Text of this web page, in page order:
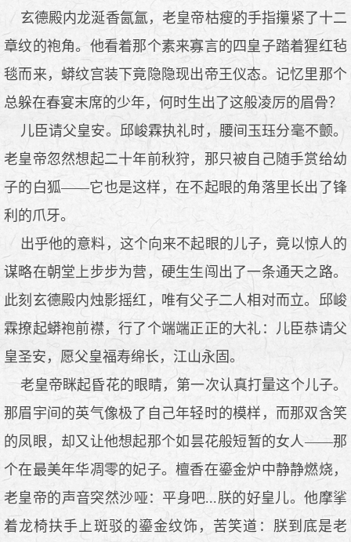
玄德殿内龙涎香氤氲，老皇帝枯瘦的手指攥紧了十二
章纹的袍角。他看着那个素来寡言的四皇子踏着猩红毡
毯而来，蟒纹宫装下竟隐隐现出帝王仪态。记忆里那个
总躲在春宴末席的少年，何时生出了这般凌厉的眉骨？
儿臣请父皇安。邱峻霖执礼时，腰间玉珏分毫不颤。
老皇帝忽然想起二十年前秋狩，那只被自己随手赏给幼
子的白狐——它也是这样，在不起眼的角落里长出了锋
利的爪牙。
出乎他的意料，这个向来不起眼的儿子，竟以惊人的
谋略在朝堂上步步为营，硬生生闯出了一条通天之路。
此刻玄德殿内烛影摇红，唯有父子二人相对而立。邱峻
霖撩起蟒袍前襟，行了个端端正正的大礼：儿臣恭请父
皇圣安，愿父皇福寿绵长，江山永固。
老皇帝眯起昏花的眼睛，第一次认真打量这个儿子。
那眉宇间的英气像极了自己年轻时的模样，而那双含笑
的凤眼，却又让他想起那个如昙花般短暂的女人——那
个在最美年华凋零的妃子。檀香在鎏金炉中静静燃烧，
老皇帝的声音突然沙哑：平身吧...朕的好皇儿。他摩挲
着龙椅扶手上斑驳的鎏金纹饰，苦笑道：朕到底是老